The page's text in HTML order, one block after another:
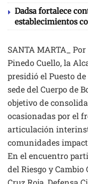
Dadsa fortalece
establecimientos
SANTA MARTA_
Pinedo Cuello, la
presidió el Puesto
sede del Cuerpo de
objetivo de
ocasionadas por el
articulación
comunidades
En el encuentro
del Riesgo y Cambio